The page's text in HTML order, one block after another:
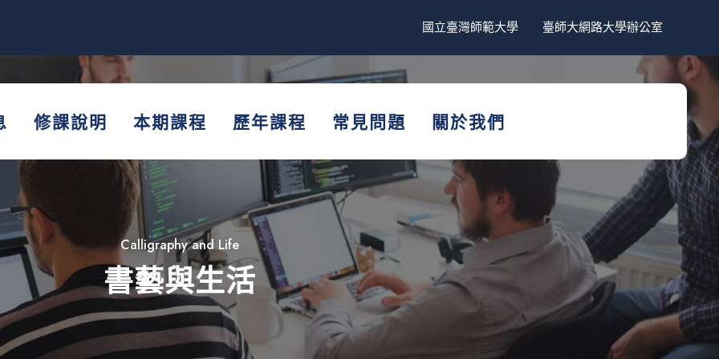
國立臺灣師範大學 臺師大網路大學辦公室
修課說明 本期課程 歷年課程 常見問題 關於我們
Calligraphy and Life
書藝與生活